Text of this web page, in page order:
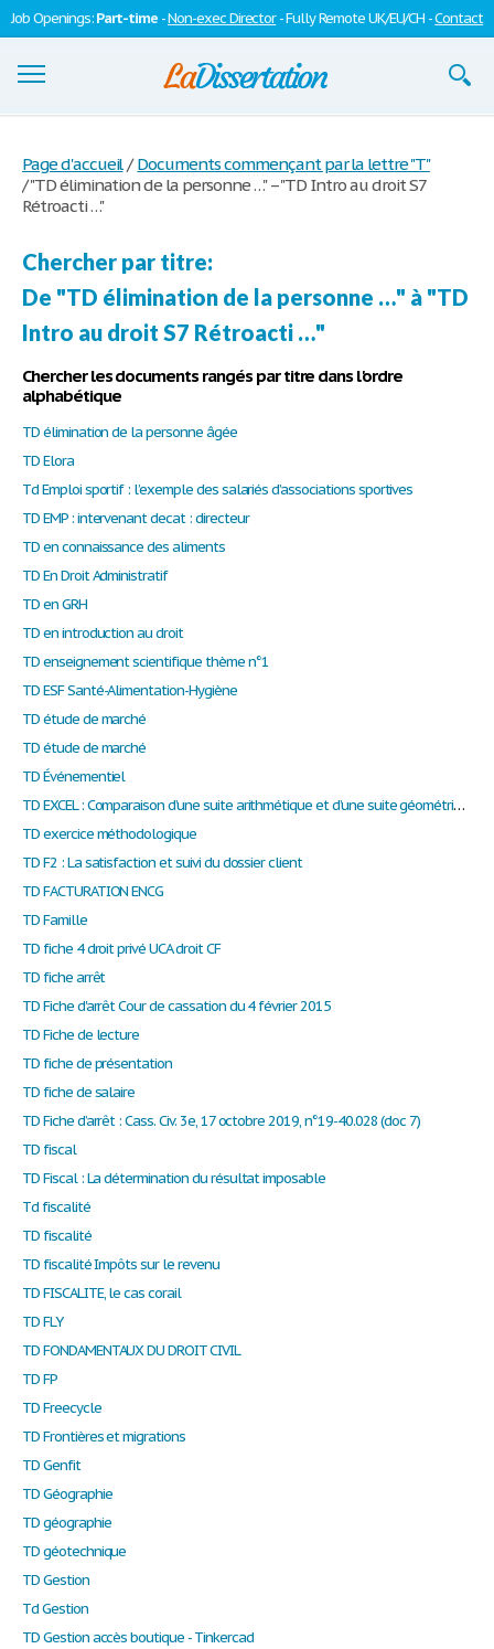
Job Openings:Part-time -Non-exec Director- Fully Remote UK/EU/CH -Contact
S'inscrire
Page d'accueil / Documents commençant par la lettre "T"
/"TD élimination de la personne …" – "TD Intro au droit S7
Rétroacti …"
Chercher par titre:
De "TD élimination de la personne …" à "TD
Intro au droit S7 Rétroacti …"
Chercher les documents rangés par titre dans l'ordre
alphabétique
TD élimination de la personne âgée
TD Elora
Td Emploi sportif : l’exemple des salariés d’associations sportives
TD EMP : intervenant decat : directeur
TD en connaissance des aliments
TD En Droit Administratif
TD en GRH
TD en introduction au droit
TD enseignement scientifique thème n°1
TD ESF Santé-Alimentation-Hygiène
TD étude de marché
TD étude de marché
TD Événementiel
TD EXCEL : Comparaison d’une suite arithmétique et d’une suite géométrique.
TD exercice méthodologique
TD F2 : La satisfaction et suivi du dossier client
TD FACTURATION ENCG
TD Famille
TD fiche 4 droit privé UCA droit CF
TD fiche arrêt
TD Fiche d'arrêt Cour de cassation du 4 février 2015
TD Fiche de lecture
TD fiche de présentation
TD fiche de salaire
TD Fiche d’arrêt : Cass. Civ. 3e, 17 octobre 2019, n°19-40.028 (doc 7)
TD fiscal
TD Fiscal : La détermination du résultat imposable
Td fiscalité
TD fiscalité
TD fiscalité Impôts sur le revenu
TD FISCALITE, le cas corail
TD FLY
TD FONDAMENTAUX DU DROIT CIVIL
TD FP
TD Freecycle
TD Frontières et migrations
TD Genfit
TD Géographie
TD géographie
TD géotechnique
TD Gestion
Td Gestion
TD Gestion accès boutique - Tinkercad